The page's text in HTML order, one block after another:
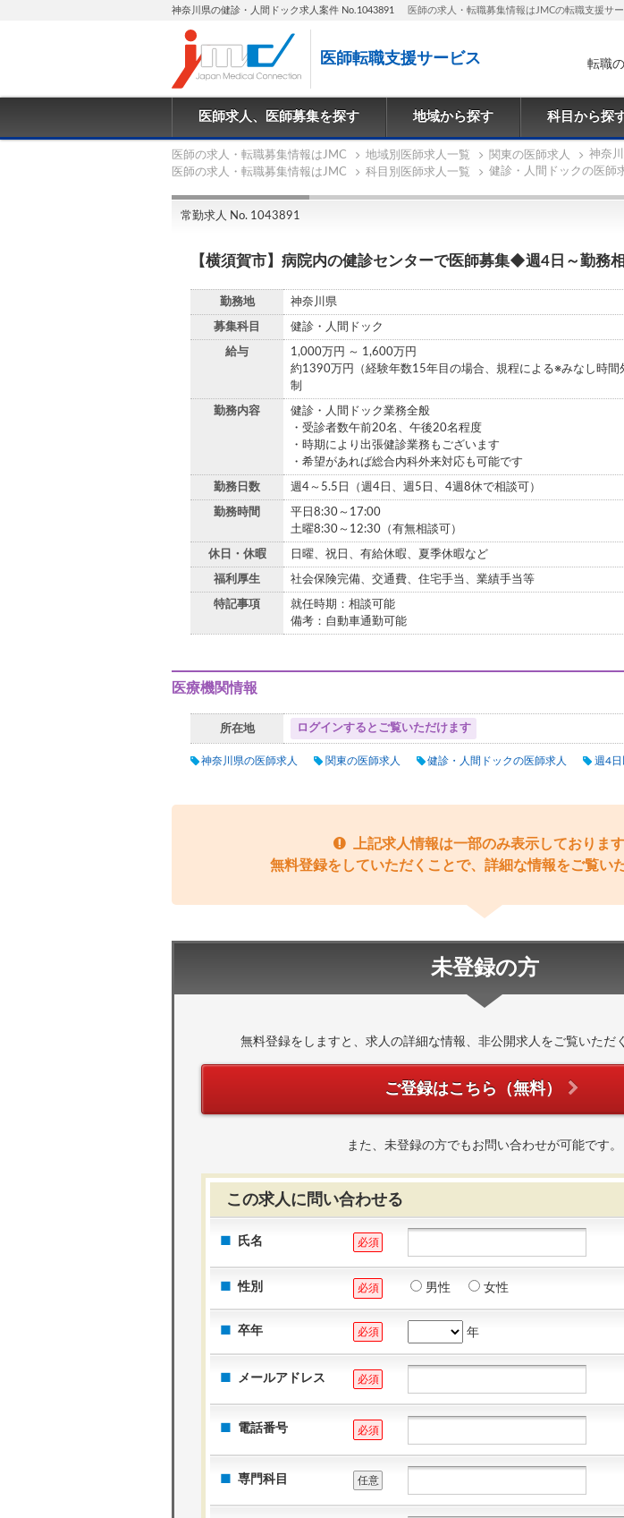
神奈川県の健診・人間ドック求人案件 No.1043891 医師の求人・転職募集情報はJMCの転職支援サ
医師転職支援サービス
転職
医師求人、医師募集を探す 地域から探す 科目から探
医師の求人・転職募集情報はJMC 地域別医師求人一覧 関東の医師求人
神奈
医師の求人・転職募集情報はJMC
科目別医師求人一覧 健診・人間ドックの医師
常勤求人 No. 1043891
【横須賀市】病院内の健診センターで医師募集◆週4日～勤務
勤務地 神奈川県
募集科目 健診・人間ドック
給与
1,000万円 ～ 1,600万円
約1390万円（経験年数15年目の場合、規程による※みなし時
制
勤務内容
健診・人間ドック業務全般
・受診者数午前20名、午後20名程度
・時期により出張健診業務もございます
・希望があれば総合内科外来対応も可能です
勤務日数 週4～5.5日（週4日、週5日、4週8休で相談可）
勤務時間
平日8:30～17:00
土曜8:30～12:30（有無相談可）
休日・休暇 日曜、祝日、有給休暇、夏季休暇など
福利厚生 社会保険完備、交通費、住宅手当、業績手当等
特記事項
就任時期：相談可能
備考：自動車通勤可能
医療機関情報
所在地 ログインするとご覧いただけます
神奈川県の医師求人 関東の医師求人 健診・人間ドックの医師求人 週4日
上記求人情報は一部のみ表示しております
無料登録をしていただくことで、詳細な情報をご覧い
未登録の方
無料登録をしますと、求人の詳細な情報、非公開求人をご覧いただ
ご登録はこちら（無料）
また、未登録の方でもお問い合わせが可能です。
この求人に問い合わせる
氏名 必須
性別 必須 男性 女性
卒年 必須 年
メールアドレス 必須
電話番号 必須
専門科目 任意